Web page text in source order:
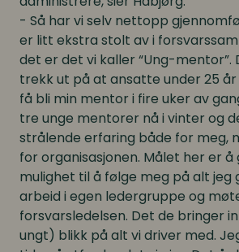
- Så har vi selv nettopp
er litt ekstra stolt av i
det er det vi kaller “Ung-mentor”.
trekk ut på at ansatte under 25 år
få bli min mentor i fire uker av
tre unge mentorer nå i vinter og
strålende erfaring både for meg,
for organisasjonen. Målet her er å
mulighet til å følge meg på alt jeg
arbeid i egen ledergruppe og
forsvarsledelsen. Det de bringer
ungt) blikk på alt vi driver med.